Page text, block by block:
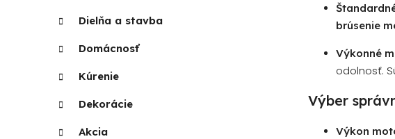
Dielňa a stavba
Domácnosť
Kúrenie
Dekorácie
Akcia
brúsenie
Výkonné
odolnosť.
Výber
Výkon